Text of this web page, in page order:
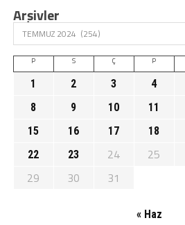
Arşivler
P S Ç P
1 2 3 4
8
9 10 11
15
16 17 18
22
23 24 25
29
30 31
« Haz